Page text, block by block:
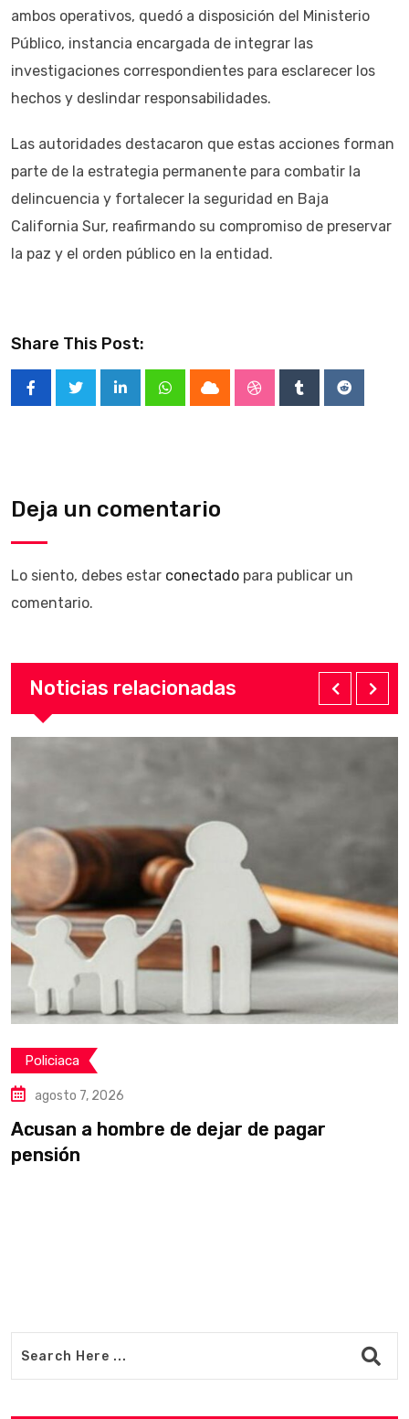
ambos operativos, quedó a disposición del Ministerio
Público, instancia encargada de integrar las
investigaciones correspondientes para esclarecer los
hechos y deslindar responsabilidades.
Las autoridades destacaron que estas acciones forman
parte de la estrategia permanente para combatir la
delincuencia y fortalecer la seguridad en Baja
California Sur, reafirmando su compromiso de preservar
la paz y el orden público en la entidad.
Share This Post:
LinkedInWhatsappCloud StumbleUpon
TumblrReddit
Deja un comentario
Lo siento, debes estar conectado para publicar un
comentario.
Noticias relacionadas
Policiaca
agosto 7, 2026
Acusan a hombre de dejar de pagar
pensión